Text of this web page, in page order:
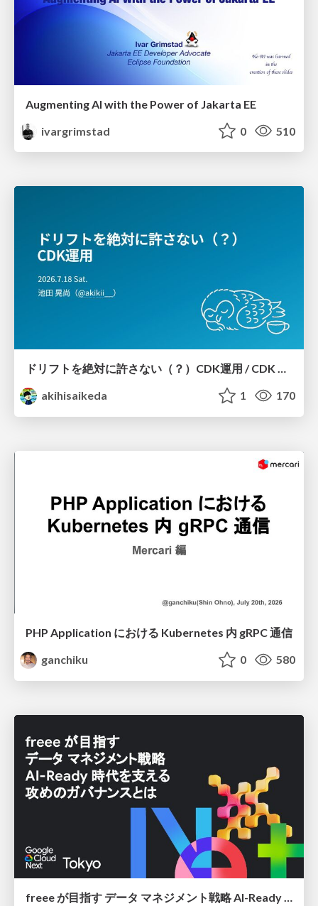
Augmenting AI with the Power of Jakarta EE
ivargrimstad
0 510
ドリフトを絶対に許さない（？）CDK運用 / CDK Ops with Zero Tolerance for Drifts (?)
akihisaikeda
1 170
PHP Application における Kubernetes 内 gRPC 通信
ganchiku
0 580